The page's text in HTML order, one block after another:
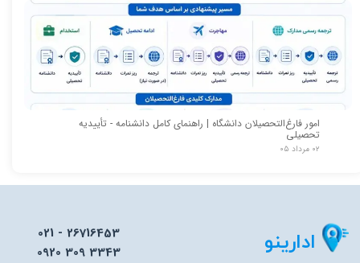
امور فارغ‌التحصیلان دانشگاه | راهنمای کامل دانشنامه - تأییدیه
تحصیلی
۰۲ مرداد ۰۵
ادارینو
021 - 26716453
0920 309 3343